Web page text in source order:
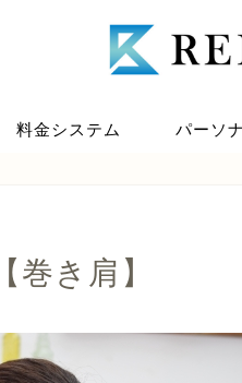
料金システム パーソ
き肩】